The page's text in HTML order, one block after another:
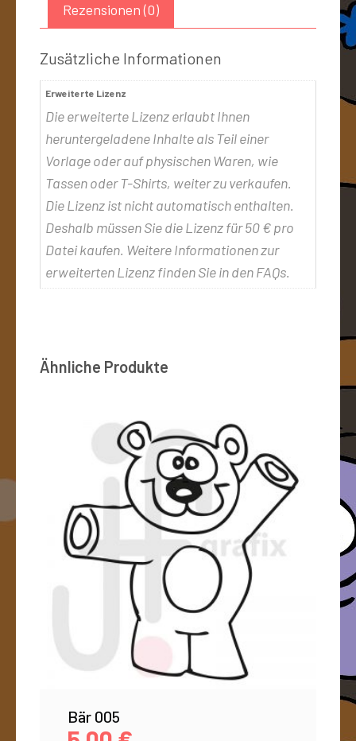
Rezensionen (0)
Zusätzliche Informationen
Erweiterte Lizenz
Die erweiterte Lizenz erlaubt Ihnen
heruntergeladene Inhalte als Teil einer
Vorlage oder auf physischen Waren, wie
Tassen oder T-Shirts, weiter zu verkaufen.
Die Lizenz ist nicht automatisch enthalten.
Deshalb müssen Sie die Lizenz für 50 € pro
Datei kaufen. Weitere Informationen zur
erweiterten Lizenz finden Sie in den FAQs.
Ähnliche Produkte
Bär 005